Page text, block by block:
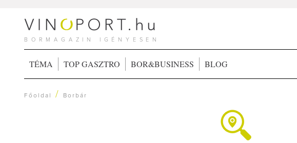
BORMAGAZIN IGÉNYESEN
TÉMA TOP GASZTRO BOR&BUSINESS BLOG
Főoldal / Borbár